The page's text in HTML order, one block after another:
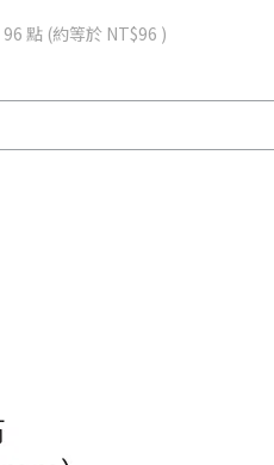
96 點 (約等於 NT$96 )